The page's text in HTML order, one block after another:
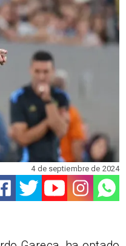
4 de septiembre de 2024